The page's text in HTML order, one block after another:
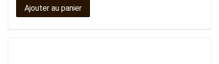
Ajouter au panier